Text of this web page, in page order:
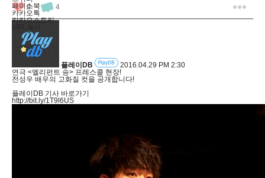
9 4
페이스북
카카오톡
카카오스토리
URL복사
플레이DB
2016.04.29 PM 2:30
연극 <엘리펀트 송> 프레스콜 현장!
전성우 배우의 고화질 컷을 공개합니다!
플레이DB 기사 바로가기
http://bit.ly/1T9l6US